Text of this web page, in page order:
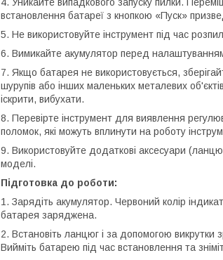
4. Уникайте випадкового запуску пилки.
встановлення батареї з кнопкою «Пуск»
5. Не використовуйте інструмент під час
6. Вимикайте акумулятор перед
7. Якщо батарея не використовується,
шурупів або інших маленьких металевих
іскрити, вибухати.
8. Перевірте інструмент для виявлення
поломок, які можуть вплинути на роботу
9. Використовуйте додаткові аксесуари
моделі.
Підготовка до роботи:
1. Зарядіть акумулятор. Червоний колір
батарея заряджена.
2. Встановіть ланцюг і за допомогою викрутки
Вийміть батарею під час встановлення та